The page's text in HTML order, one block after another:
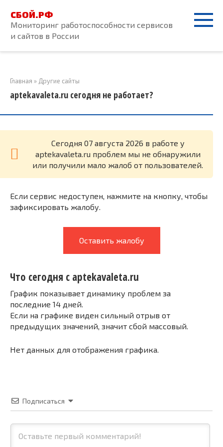
контенту
СБОЙ.РФ
Мониторинг работоспособности сервисов
и сайтов в России
Главная » Другие сайты
aptekavaleta.ru сегодня не работает?
Cегодня 07 августа 2026 в работе у
aptekavaleta.ru проблем мы не обнаружили
или получили мало жалоб от пользователей.
Если сервис недоступен, нажмите на кнопку, чтобы
зафиксировать жалобу.
Оставить жалобу
Что сегодня с aptekavaleta.ru
График показывает динамику проблем за
последние 14 дней.
Если на графике виден сильный отрыв от
предыдущих значений, значит сбой массовый.
Нет данных для отображения графика.
Подписаться